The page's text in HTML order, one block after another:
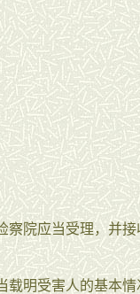
院应当受理，并接
载明受害人的基本